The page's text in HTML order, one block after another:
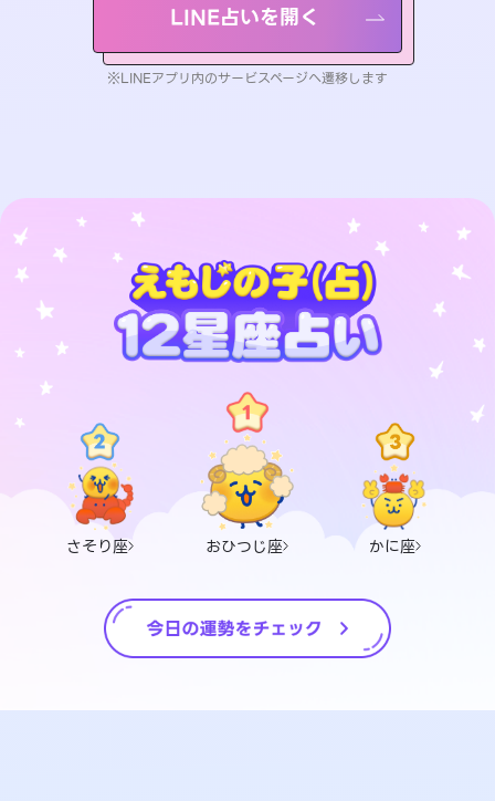
LINE占いを開く
※LINEアプリ内のサービスページへ遷移します
さそり座 おひつじ座 かに座